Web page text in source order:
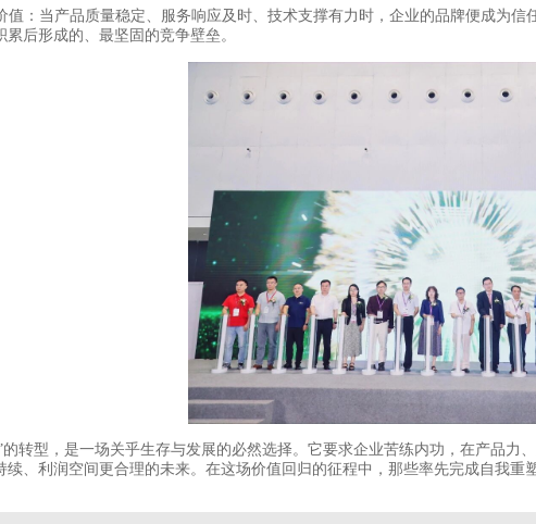
值：当产品质量稳定、服务响应及时、技术支撑有力时，企业的品牌便成为
后形成的、最坚固的竞争壁垒。
的转型，是一场关乎生存与发展的必然选择。它要求企业苦练内功，在产品
续、利润空间更合理的未来。在这场价值回归的征程中，那些率先完成自我重